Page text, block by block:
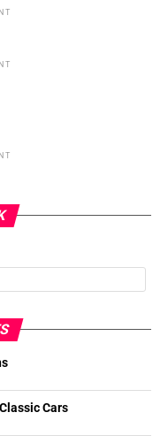
Cars